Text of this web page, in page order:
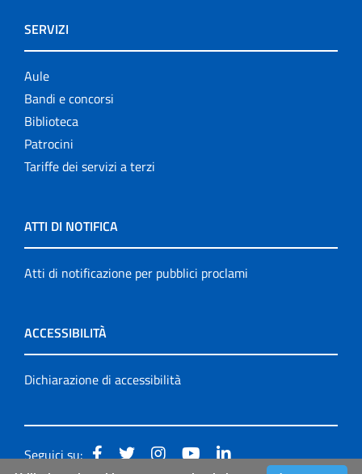
SERVIZI
Aule
Bandi e concorsi
Biblioteca
Patrocini
Tariffe dei servizi a terzi
ATTI DI NOTIFICA
Atti di notificazione per pubblici proclami
ACCESSIBILITÀ
Dichiarazione di accessibilità
Seguici su: